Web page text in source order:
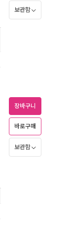
보관함
장바구니
바로구매
보관함